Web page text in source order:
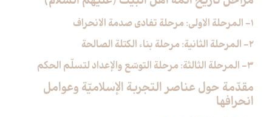
1- المرحلة الاولى: مرحلة تفادي صدمة الانحراف
2- المرحلة الثانية: مرحلة بناء الكتلة الصالحة
3- المرحلة الثالثة: مرحلة التوسّع والإعداد لتسلّم الحكم
مقدّمة حول عناصر التجربة الإسلاميّة وعوامل
انحرافها